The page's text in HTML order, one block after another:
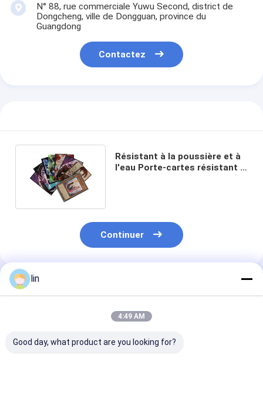
N° 88, rue commerciale Yuwu Second, district de
Dongcheng, ville de Dongguan, province du
Guangdong
Contactez
Résistant à la poussière et à
l'eau Porte-cartes résistant à
Continuer
Produits Recommandés
lin
4:49 AM
Good day, what product are you looking for?